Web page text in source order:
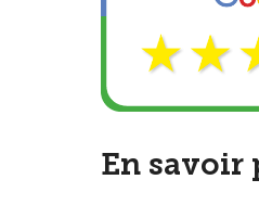
En savoir